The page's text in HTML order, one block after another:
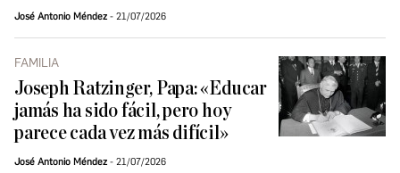
José Antonio Méndez 21/07/2026
FAMILIA
Joseph Ratzinger, Papa: «Educar
jamás ha sido fácil, pero hoy
parece cada vez más difícil»
José Antonio Méndez 21/07/2026